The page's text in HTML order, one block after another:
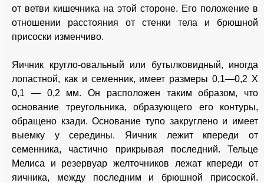
от ветви кишечника на этой стороне. Его положение в
отношении расстояния от стенки тела и брюшной
присоски изменчиво.
Яичник кругло-овальный или бутылковидный, иногда
лопастной, как и семенник, имеет размеры 0,1—0,2 X
0,1 — 0,2 мм. Он расположен таким образом, что
основание треугольника, образующего его контуры,
обращено кзади. Основание тупо закруглено и имеет
выемку у середины. Яичник лежит кпереди от
семенника, частично прикрывая последний. Тельце
Мелиса и резервуар желточников лежат кпереди от
яичника, между последним и брюшной присоской.